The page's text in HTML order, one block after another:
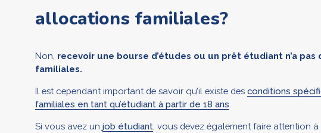
allocations familiales?
Non, recevoir une bourse d’études ou un prêt étudiant n’a
familiales.
Il est cependant important de savoir qu’il existe des conditions
familiales en tant qu’étudiant à partir de 18 ans
Si vous avez un job étudiant , vous devez également faire attention